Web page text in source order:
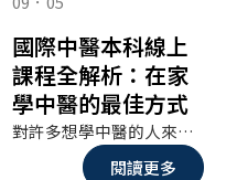
國際中醫本科線上
課程全解析：在家
學中醫的最佳方式
對許多想學中醫的人來說，距離、時間與生活壓力往往是最大的阻礙。如今，國際中醫本科線上課程 讓學生不必離開家鄉，也能接受系統化的中醫教育，甚至在完成學位後申請各國的中醫執業資格。線上學習不僅突破地域限制，還能根據個人步調靈活安排課程進度，對海外學生與在職人士特別友好。
閱讀更多